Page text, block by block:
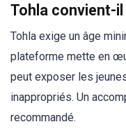
Tohla convient-
Tohla exige un âge
plateforme mette en
peut exposer les
inappropriés. Un
recommandé.